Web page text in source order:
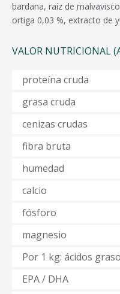
bardana, raíz de
ortiga 0,03 %, extracto de
VALOR NUTRICIONAL
proteína cruda
grasa cruda
cenizas crudas
fibra bruta
humedad
calcio
fósforo
magnesio
Por 1 kg: ácidos
EPA / DHA